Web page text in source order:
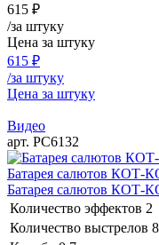
615 ₽
/за штуку
Цена за штуку
615 ₽
/за штуку
Цена за штуку
Видео
арт. РС6132
Батарея салютов
Батарея салютов
Количество эффектов 2
Количество выстрелов 8